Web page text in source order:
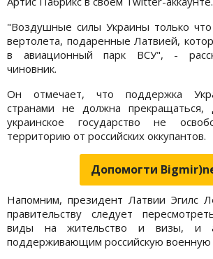
"Воздушные силы Украины только
вертолета, подаренные Латвией,
в авиационный парк ВСУ", -
чиновник.
Он отмечает, что поддержка
странами не должна
украинское государство не
территорию от российских оккупантов.
Допомогти
Напомним, президент Латвии Эгилс
правительству следует
виды на жительство и визы, и
поддерживающим российскую военную